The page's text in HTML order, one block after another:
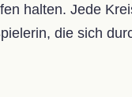
halten. Jede
die sich